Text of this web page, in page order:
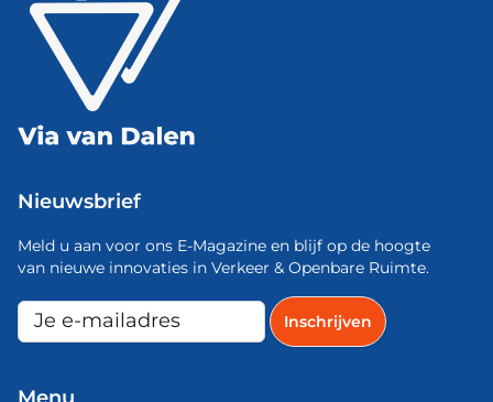
Nieuwsbrief
Meld u aan voor ons E-Magazine en blijf op de hoogte
van nieuwe innovaties in Verkeer & Openbare Ruimte.